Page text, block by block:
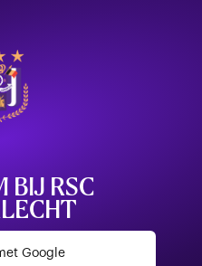
BIJ RSC
Google